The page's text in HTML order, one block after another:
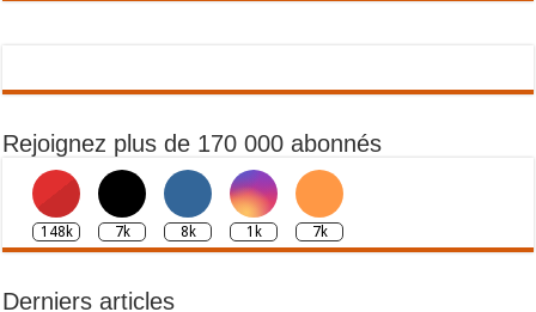
Rejoignez plus de 170 000 abonnés
148k 7k 8k 1k 7k
Derniers articles